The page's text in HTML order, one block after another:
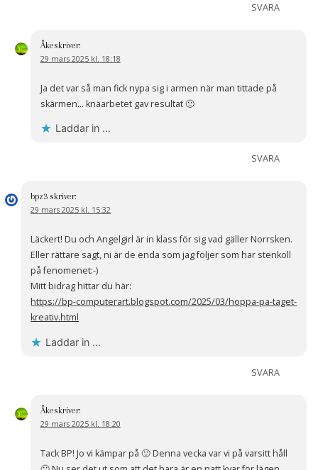
SVARA
Åkeskriver:
29 mars 2025 kl. 18:18
Ja det var så man fick nypa sig i armen när man tittade på
skärmen… knäarbetet gav resultat 🙂
Laddar in …
SVARA
bpz3 skriver:
29 mars 2025 kl. 15:32
Läckert! Du och Angelgirl är in klass för sig vad gäller Norrsken.
Eller rättare sagt, ni är de enda som jag följer som har stenkoll
på fenomenet:-)
Mitt bidrag hittar du här:
https://bp-computerart.blogspot.com/2025/03/hoppa-pa-taget-
kreativ.html
Laddar in …
SVARA
Åkeskriver:
29 mars 2025 kl. 18:20
Tack BP! Jo vi kämpar på 🙂 Denna vecka var vi på varsitt håll